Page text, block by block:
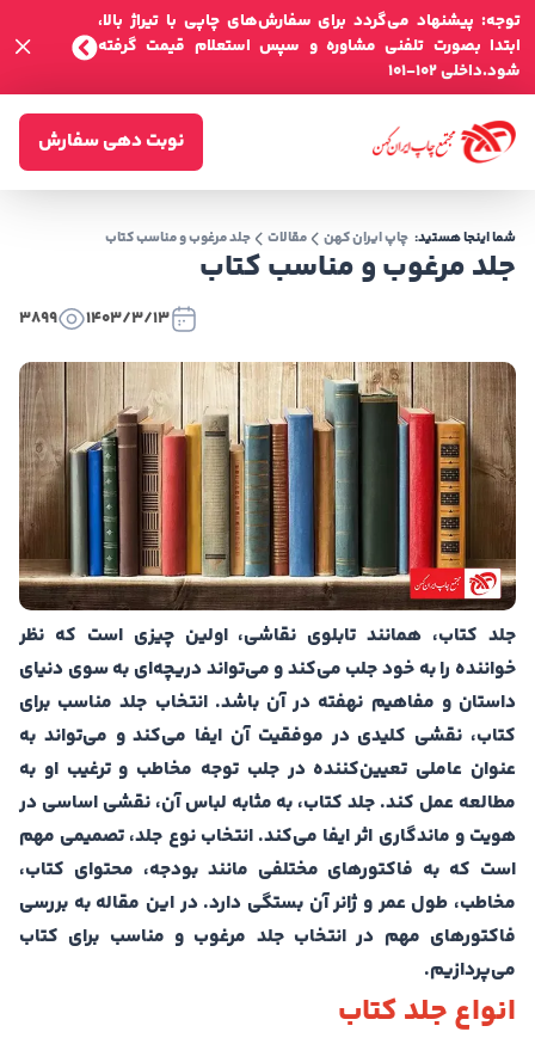
توجه: پیشنهاد می‌گردد برای سفارش‌های چاپی با تیراژ بالا،
ابتدا بصورت تلفنی مشاوره و سپس استعلام قیمت گرفته
شود.داخلی 102-101
نوبت دهی سفارش
جلد مرغوب و مناسب کتاب
شما اینجا هستید: چاپ ایران کهن مقالات جلد مرغوب و مناسب کتاب
1403/3/13
3899
جلد کتاب، همانند تابلوی نقاشی، اولین چیزی است که نظر
خواننده را به خود جلب می‌کند و می‌تواند دریچه‌ای به سوی دنیای
داستان و مفاهیم نهفته در آن باشد. انتخاب جلد مناسب برای
کتاب، نقشی کلیدی در موفقیت آن ایفا می‌کند و می‌تواند به
عنوان عاملی تعیین‌کننده در جلب توجه مخاطب و ترغیب او به
مطالعه عمل کند. جلد کتاب، به مثابه لباس آن، نقشی اساسی در
هویت و ماندگاری اثر ایفا می‌کند. انتخاب نوع جلد، تصمیمی مهم
است که به فاکتورهای مختلفی مانند بودجه، محتوای کتاب،
مخاطب، طول عمر و ژانر آن بستگی دارد. در این مقاله به بررسی
فاکتورهای مهم در انتخاب جلد مرغوب و مناسب برای کتاب
می‌پردازیم.
انواع جلد کتاب